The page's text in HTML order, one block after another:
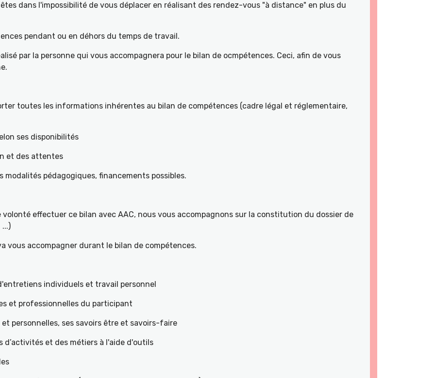
dans l'impossibilité de vous déplacer en réalisant des rendez-vous "à distance" en plus du
pendant ou en déhors du temps de travail.
par la personne qui vous accompagnera pour le bilan de ocmpétences. Ceci, afin de vous
toutes les informations inhérentes au bilan de compétences (cadre légal et réglementaire,
ses disponibilités
et des attentes
pédagogiques, financements possibles.
effectuer ce bilan avec AAC, nous vous accompagnons sur la constitution du dossier de
vous accompagner durant le bilan de compétences.
individuels et travail personnel
et professionnelles du participant
personnelles, ses savoirs être et savoirs-faire
d’activités et des métiers à l'aide d'outils